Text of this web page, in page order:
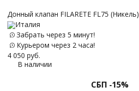
Донный клапан FILARETE FL75 (Никель)
Италия
Забрать через 5 минут!
Курьером через 2 часа!
4 050 руб.
В наличии
СБП -15%